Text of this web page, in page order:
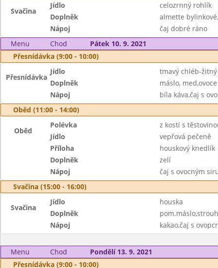
Svačina
Jídlo
celozrnný rohlík
Doplněk
almette
Nápoj
čaj dobré ráno
Menu
Chod
Pátek 10. 9. 2021
Přesnídávka (9:00 - 10:00)
Přesnídávka
Jídlo
tmavý chléb-žitný
Doplněk
máslo, med,ovoce
Nápoj
bíla káva,čaj s
Oběd (11:00 - 14:00)
Oběd
Polévka
z kostí s
Jídlo
vepřová pečeně
Příloha
houskový knedlík
Doplněk
zelí
Nápoj
čaj s ovocným
Svačina (15:00 - 16:00)
Svačina
Jídlo
houska
Doplněk
Nápoj
kakao,čaj s
Menu Chod
Pondělí 13. 9. 2021
Přesnídávka (9:00 - 10:00)